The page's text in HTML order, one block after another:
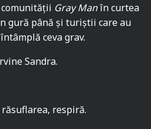
Gray Manîn curtea
gură până și turiștii care au
ceva grav.
Sandra.
respiră.